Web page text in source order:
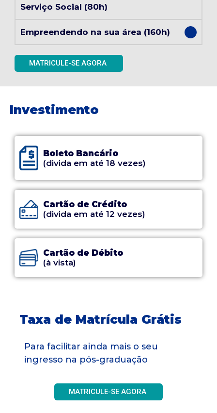
Serviço Social (80h)
Empreendendo na sua área (160h)
MATRICULE-SE AGORA
Investimento
Boleto Bancário
(divida em até 18 vezes)
Cartão de Crédito
(divida em até 12 vezes)
Cartão de Débito
(à vista)
Taxa de Matrícula Grátis
Para facilitar ainda mais o seu
ingresso na pós-graduação
MATRICULE-SE AGORA